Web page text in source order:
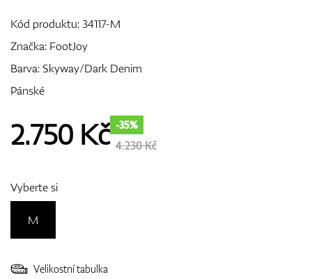
Doplňky
Kód produktu:34117-M
Značka: FootJoy
Barva: Skyway/Dark Denim
Pánské
2.750 Kč -35%
4.230 Kč
Vyberte si
M
Velikostní tabulka